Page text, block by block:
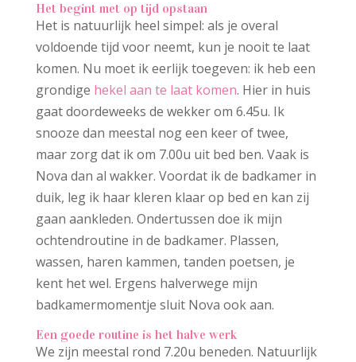
Het begint met op tijd opstaan
Het is natuurlijk heel simpel: als je overal
voldoende tijd voor neemt, kun je nooit te laat
komen. Nu moet ik eerlijk toegeven: ik heb een
grondige hekel aan te laat komen. Hier in huis
gaat doordeweeks de wekker om 6.45u. Ik
snooze dan meestal nog een keer of twee,
maar zorg dat ik om 7.00u uit bed ben. Vaak is
Nova dan al wakker. Voordat ik de badkamer in
duik, leg ik haar kleren klaar op bed en kan zij
gaan aankleden. Ondertussen doe ik mijn
ochtendroutine in de badkamer. Plassen,
wassen, haren kammen, tanden poetsen, je
kent het wel. Ergens halverwege mijn
badkamermomentje sluit Nova ook aan.
Een goede routine is het halve werk
We zijn meestal rond 7.20u beneden. Natuurlijk